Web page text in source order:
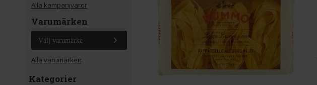
Alla kampanjvaror
Varumärken
Välj varumärke
Alla varumärken
Kategorier